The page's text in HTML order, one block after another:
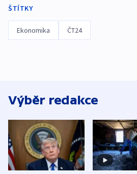
ŠTÍTKY
Ekonomika ČT24
Výběr redakce